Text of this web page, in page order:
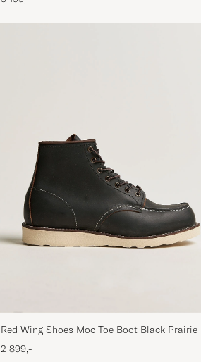
Red Wing Shoes Moc Toe Boot Black Prairie
2 899,-